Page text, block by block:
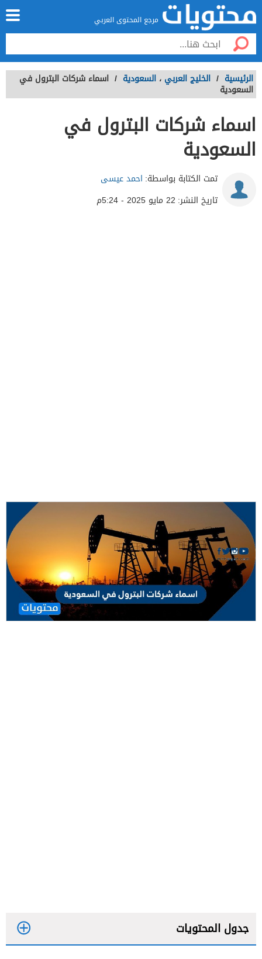
مرجع المحتوى العربي
الرئيسية / الخليج العربي ، السعودية / اسماء شركات البترول في
السعودية
اسماء شركات البترول في
السعودية
تمت الكتابة بواسطة: احمد عيسى
تاريخ النشر: 22 مايو 2025 - 5:24م
جدول المحتويات